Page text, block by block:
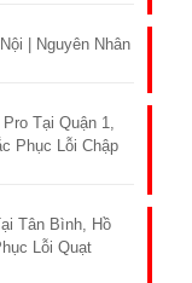
| Nguyên Nhân
Tại Quận 1,
Phục Lỗi Chập
Tân Bình, Hồ
Lỗi Quạt